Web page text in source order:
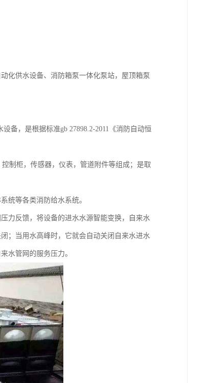
化供水设备、消防箱泵一体化泵站，屋顶箱泵
备，是根据标准gb 27898.2-2011《消防自动恒
制柜，传感器，仪表，管道附件等组成；是取
统等各类消防给水系统。
力反馈，将设备的进水水源智能变换，自来水
；当用水高峰时，它就会自动关闭自来水进水
水管网的服务压力。